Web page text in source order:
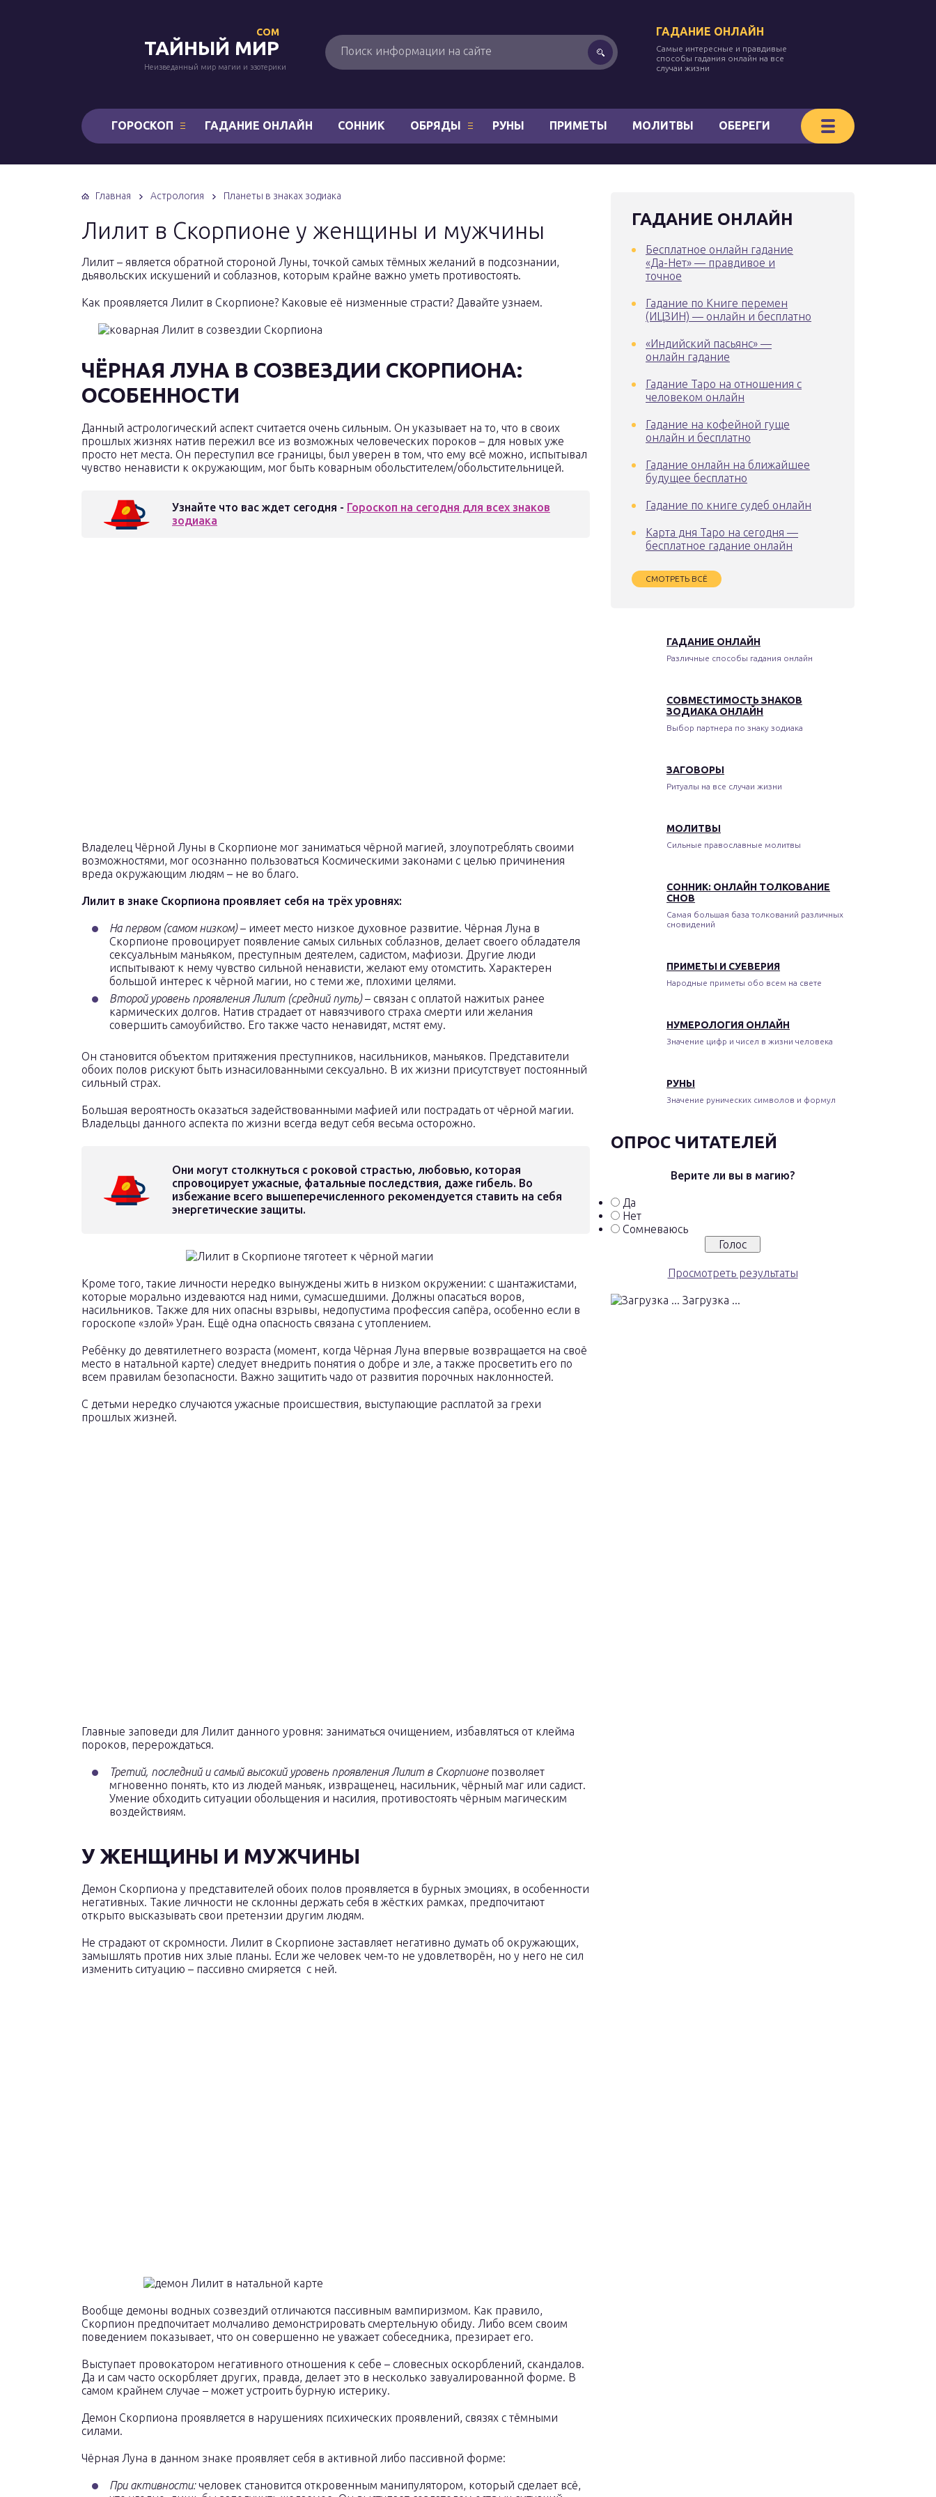
ТАЙНЫЙ МИР
COM
Неизведанный мир магии и эзотерики
ГАДАНИЕ ОНЛАЙН
Самые интересные и правдивые
способы гадания онлайн на все
случаи жизни
ГОРОСКОП ГАДАНИЕ ОНЛАЙН СОННИК ОБРЯДЫ РУНЫ ПРИМЕТЫ МОЛИТВЫ ОБЕРЕГИ
Главная Астрология Планеты в знаках зодиака
Лилит в Скорпионе у женщины и мужчины
Лилит – является обратной стороной Луны, точкой самых тёмных желаний в подсознании,
дьявольских искушений и соблазнов, которым крайне важно уметь противостоять.
Как проявляется Лилит в Скорпионе? Каковые её низменные страсти? Давайте узнаем.
ЧЁРНАЯ ЛУНА В СОЗВЕЗДИИ СКОРПИОНА:
ОСОБЕННОСТИ
Данный астрологический аспект считается очень сильным. Он указывает на то, что в своих
прошлых жизнях натив пережил все из возможных человеческих пороков – для новых уже
просто нет места. Он переступил все границы, был уверен в том, что ему всё можно, испытывал
чувство ненависти к окружающим, мог быть коварным обольстителем/обольстительницей.
Узнайте что вас ждет сегодня - Гороскоп на сегодня для всех знаков
зодиака
Владелец Чёрной Луны в Скорпионе мог заниматься чёрной магией, злоупотреблять своими
возможностями, мог осознанно пользоваться Космическими законами с целью причинения
вреда окружающим людям – не во благо.
Лилит в знаке Скорпиона проявляет себя на трёх уровнях:
На первом (самом низком)– имеет место низкое духовное развитие. Чёрная Луна в
Скорпионе провоцирует появление самых сильных соблазнов, делает своего обладателя
сексуальным маньяком, преступным деятелем, садистом, мафиози. Другие люди
испытывают к нему чувство сильной ненависти, желают ему отомстить. Характерен
большой интерес к чёрной магии, но с теми же, плохими целями.
Второй уровень проявления Лилит (средний путь) – связан с оплатой нажитых ранее
кармических долгов. Натив страдает от навязчивого страха смерти или желания
совершить самоубийство. Его также часто ненавидят, мстят ему.
Он становится объектом притяжения преступников, насильников, маньяков. Представители
обоих полов рискуют быть изнасилованными сексуально. В их жизни присутствует постоянный
сильный страх.
Большая вероятность оказаться задействованными мафией или пострадать от чёрной магии.
Владельцы данного аспекта по жизни всегда ведут себя весьма осторожно.
Они могут столкнуться с роковой страстью, любовью, которая
спровоцирует ужасные, фатальные последствия, даже гибель. Во
избежание всего вышеперечисленного рекомендуется ставить на себя
энергетические защиты.
Кроме того, такие личности нередко вынуждены жить в низком окружении: с шантажистами,
которые морально издеваются над ними, сумасшедшими. Должны опасаться воров,
насильников. Также для них опасны взрывы, недопустима профессия сапёра, особенно если в
гороскопе «злой» Уран. Ещё одна опасность связана с утоплением.
Ребёнку до девятилетнего возраста (момент, когда Чёрная Луна впервые возвращается на своё
место в натальной карте) следует внедрить понятия о добре и зле, а также просветить его по
всем правилам безопасности. Важно защитить чадо от развития порочных наклонностей.
С детьми нередко случаются ужасные происшествия, выступающие расплатой за грехи
прошлых жизней.
Главные заповеди для Лилит данного уровня: заниматься очищением, избавляться от клейма
пороков, перерождаться.
Третий, последний и самый высокий уровень проявления Лилит в Скорпионе позволяет
мгновенно понять, кто из людей маньяк, извращенец, насильник, чёрный маг или садист.
Умение обходить ситуации обольщения и насилия, противостоять чёрным магическим
воздействиям.
У ЖЕНЩИНЫ И МУЖЧИНЫ
Демон Скорпиона у представителей обоих полов проявляется в бурных эмоциях, в особенности
негативных. Такие личности не склонны держать себя в жёстких рамках, предпочитают
открыто высказывать свои претензии другим людям.
Не страдают от скромности. Лилит в Скорпионе заставляет негативно думать об окружающих,
замышлять против них злые планы. Если же человек чем-то не удовлетворён, но у него не сил
изменить ситуацию – пассивно смиряется с ней.
Вообще демоны водных созвездий отличаются пассивным вампиризмом. Как правило,
Скорпион предпочитает молчаливо демонстрировать смертельную обиду. Либо всем своим
поведением показывает, что он совершенно не уважает собеседника, презирает его.
Выступает провокатором негативного отношения к себе – словесных оскорблений, скандалов.
Да и сам часто оскорбляет других, правда, делает это в несколько завуалированной форме. В
самом крайнем случае – может устроить бурную истерику.
Демон Скорпиона проявляется в нарушениях психических проявлений, связях с тёмными
силами.
Чёрная Луна в данном знаке проявляет себя в активной либо пассивной форме:
При активности:человек становится откровенным манипулятором, который сделает всё,
ГАДАНИЕ ОНЛАЙН
Бесплатное онлайн гадание
«Да-Нет» — правдивое и
точное
Гадание по Книге перемен
(ИЦЗИН) — онлайн и бесплатно
«Индийский пасьянс» —
онлайн гадание
Гадание Таро на отношения с
человеком онлайн
Гадание на кофейной гуще
онлайн и бесплатно
Гадание онлайн на ближайшее
будущее бесплатно
Гадание по книге судеб онлайн
Карта дня Таро на сегодня —
бесплатное гадание онлайн
СМОТРЕТЬ ВСЁ
ГАДАНИЕ ОНЛАЙН
Различные способы гадания онлайн
СОВМЕСТИМОСТЬ ЗНАКОВ
ЗОДИАКА ОНЛАЙН
Выбор партнера по знаку зодиака
ЗАГОВОРЫ
Ритуалы на все случаи жизни
МОЛИТВЫ
Сильные православные молитвы
СОННИК: ОНЛАЙН ТОЛКОВАНИЕ
СНОВ
Самая большая база толкований различных
сновидений
ПРИМЕТЫ И СУЕВЕРИЯ
Народные приметы обо всем на свете
НУМЕРОЛОГИЯ ОНЛАЙН
Значение цифр и чисел в жизни человека
РУНЫ
Значение рунических символов и формул
ОПРОС ЧИТАТЕЛЕЙ
Верите ли вы в магию?
Да
Нет
Сомневаюсь
Просмотреть результаты
Загрузка ...